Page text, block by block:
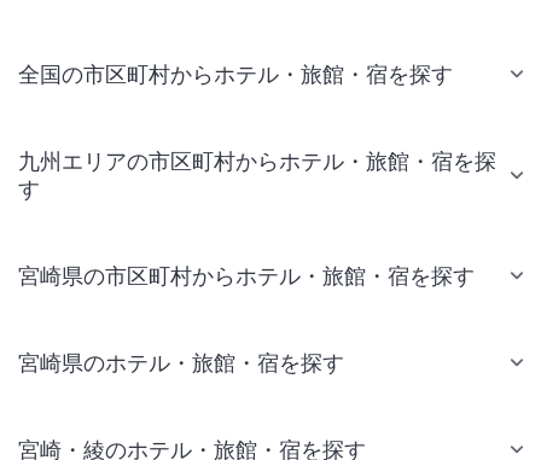
全国の市区町村からホテル・旅館・宿を探す
九州エリアの市区町村からホテル・旅館・宿を探
す
宮崎県の市区町村からホテル・旅館・宿を探す
宮崎県のホテル・旅館・宿を探す
宮崎・綾のホテル・旅館・宿を探す